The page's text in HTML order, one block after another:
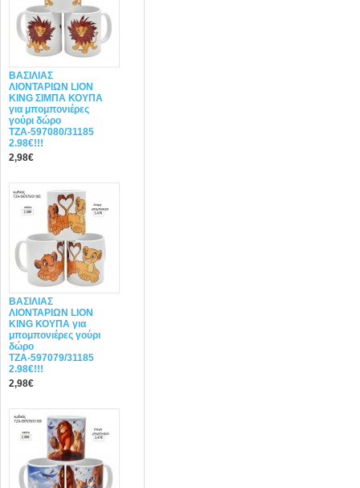
ΒΑΣΙΛΙΑΣ
ΛΙΟΝΤΑΡΙΩΝ LION
KING ΣΙΜΠΑ ΚΟΥΠΑ
για μπομπονιέρες
γούρι δώρο
ΤΖΑ-597080/31185
2.98€!!!
2,98€
ΒΑΣΙΛΙΑΣ
ΛΙΟΝΤΑΡΙΩΝ LION
KING ΚΟΥΠΑ για
μπομπονιέρες γούρι
δώρο
ΤΖΑ-597079/31185
2.98€!!!
2,98€